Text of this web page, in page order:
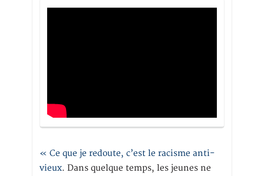
« Ce que je redoute, c’est le racisme anti-
vieux. Dans quelque temps, les jeunes ne